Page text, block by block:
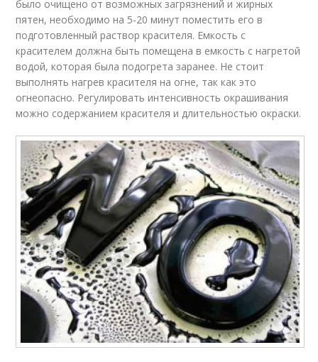
было очищено от возможных загрязнений и жирных
пятен, необходимо на 5-20 минут поместить его в
подготовленный раствор красителя. Емкость с
красителем должна быть помещена в емкость с нагретой
водой, которая была подогрета заранее. Не стоит
выполнять нагрев красителя на огне, так как это
огнеопасно. Регулировать интенсивность окрашивания
можно содержанием красителя и длительностью окраски.